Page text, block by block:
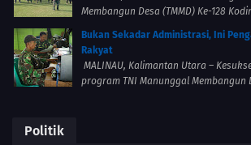
Membangun Desa (TMMD) Ke-128
Bukan Sekadar Administrasi, Ini
Rakyat
MALINAU, Kalimantan Utara –
program TNI Manunggal Membangun
Politik